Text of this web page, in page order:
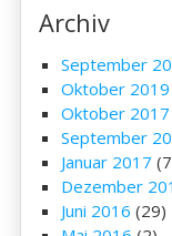
Archiv
September
Oktober 2019
Oktober 2017
September
Januar 2017
Dezember
Juni 2016 (29)